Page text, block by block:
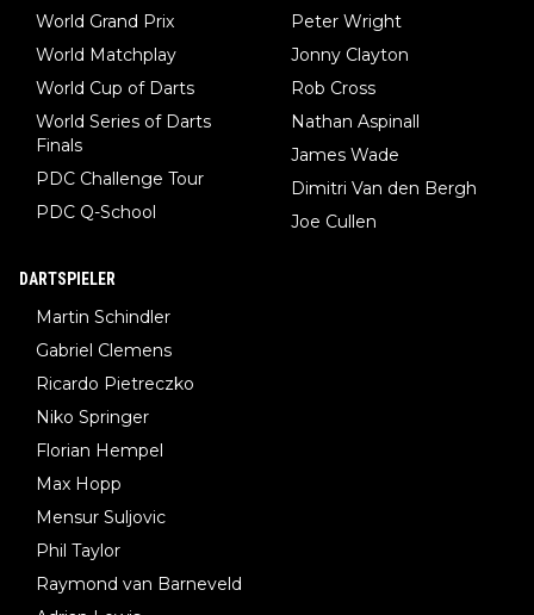
World Grand Prix
World Matchplay
World Cup of Darts
World Series of Darts
Finals
PDC Challenge Tour
PDC Q-School
Peter Wright
Jonny Clayton
Rob Cross
Nathan Aspinall
James Wade
Dimitri Van den Bergh
Joe Cullen
DARTSPIELER
Martin Schindler
Gabriel Clemens
Ricardo Pietreczko
Niko Springer
Florian Hempel
Max Hopp
Mensur Suljovic
Phil Taylor
Raymond van Barneveld